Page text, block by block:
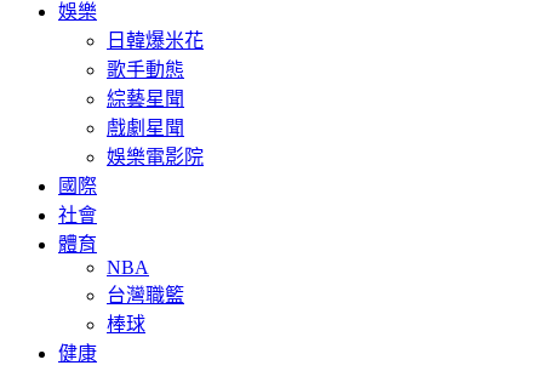
娛樂
日韓爆米花
歌手動態
綜藝星聞
戲劇星聞
娛樂電影院
國際
社會
體育
NBA
台灣職籃
棒球
健康